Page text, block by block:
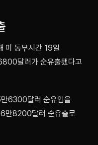
미 동부시간 19일
달러가 순유출됐다고
6300달러 순유입을
만8200달러 순유출로